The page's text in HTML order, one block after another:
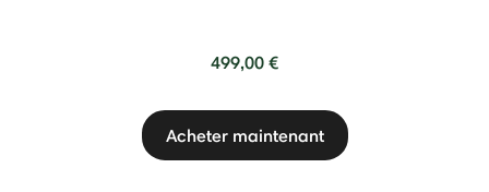
499,00 €
Acheter maintenant